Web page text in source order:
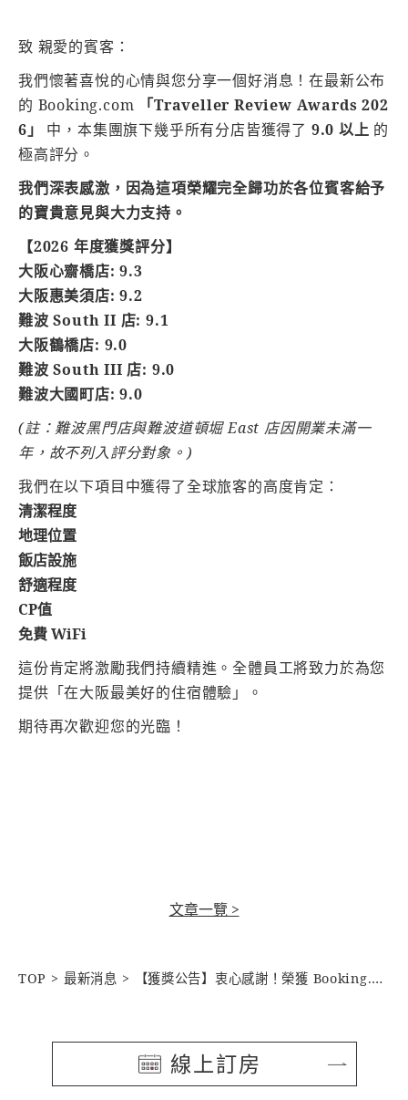
致 親愛的賓客：
我們懷著喜悅的心情與您分享一個好消息！在最新公布
的 Booking.com
「Traveller Review Awards 202
6」
中，本集團旗下幾乎所有分店皆獲得了 9.0 以上 的
極高評分。
我們深表感激，因為這項榮耀完全歸功於各位賓客給予
的寶貴意見與大力支持。
【2026 年度獲獎評分】
大阪心齋橋店: 9.3
大阪惠美須店: 9.2
難波 South II 店: 9.1
大阪鶴橋店: 9.0
難波 South III 店: 9.0
難波大國町店: 9.0
(註：難波黑門店與難波道頓堀 East 店因開業未滿一
年，故不列入評分對象。)
我們在以下項目中獲得了全球旅客的高度肯定：
清潔程度
地理位置
飯店設施
舒適程度
CP值
免費 WiFi
這份肯定將激勵我們持續精進。全體員工將致力於為您
提供「在大阪最美好的住宿體驗」。
期待再次歡迎您的光臨！
文章一覽 >
TOP 最新消息 【獲獎公告】衷心感謝！榮獲 Booking.com「Traveller Review Awards 2026」全店高分好評
線上訂房